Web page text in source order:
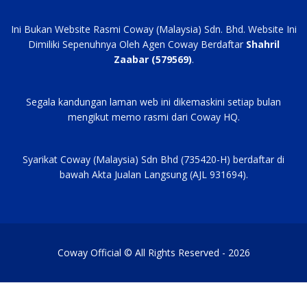
Ini Bukan Website Rasmi Coway (Malaysia) Sdn. Bhd. Website Ini
Dimiliki Sepenuhnya Oleh Agen Coway Berdaftar Shahril
Zaabar (579569).
Segala kandungan laman web ini dikemaskini setiap bulan
mengikut memo rasmi dari Coway HQ.
Syarikat Coway (Malaysia) Sdn Bhd (735420-H) berdaftar di
bawah Akta Jualan Langsung (AJL 931694).
Coway Official © All Rights Reserved - 2026